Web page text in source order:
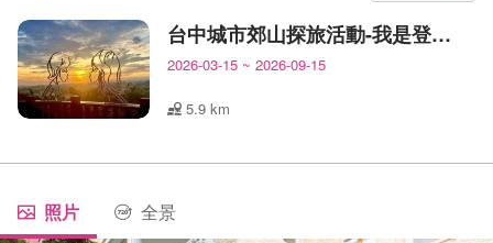
台中城市郊山探旅活動-我是登山王
2026-03-15 ~ 2026-09-15
5.9 km
照片 全景